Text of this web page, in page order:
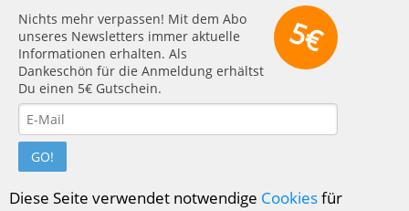
5€
Nichts mehr verpassen! Mit dem Abo
unseres Newsletters immer aktuelle
Informationen erhalten. Als
Dankeschön für die Anmeldung erhältst
Du einen 5€ Gutschein.
GO!
Diese Seite verwendet notwendige Cookiesfür